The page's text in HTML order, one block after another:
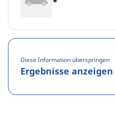
Diese Information überspringen
Ergebnisse anzeigen